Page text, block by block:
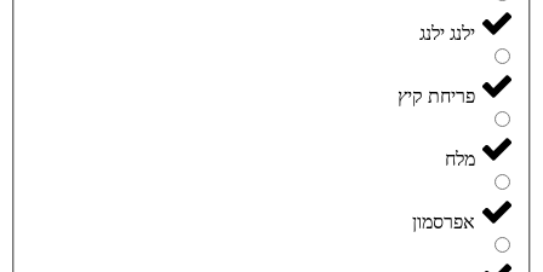
ילנג ילנג
פריחת קיץ
מלח
אפרסמון